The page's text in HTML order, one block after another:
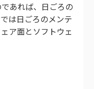
あれば、日ごろの
は日ごろのメンテ
ア面とソフトウェ